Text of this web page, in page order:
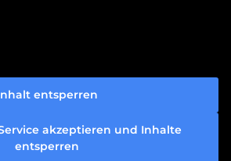
entsperren
akzeptieren und Inhalte
entsperren